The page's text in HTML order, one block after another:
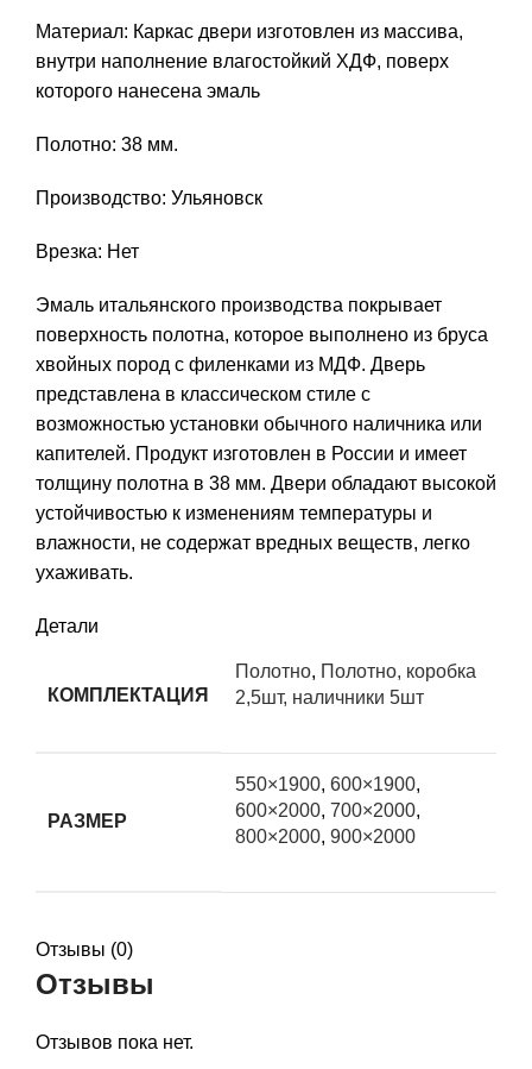
Материал: Каркас двери изготовлен из массива,
внутри наполнение влагостойкий ХДФ, поверх
которого нанесена эмаль
Полотно: 38 мм.
Производство: Ульяновск
Врезка: Нет
Эмаль итальянского производства покрывает
поверхность полотна, которое выполнено из бруса
хвойных пород с филенками из МДФ. Дверь
представлена в классическом стиле с
возможностью установки обычного наличника или
капителей. Продукт изготовлен в России и имеет
толщину полотна в 38 мм. Двери обладают высокой
устойчивостью к изменениям температуры и
влажности, не содержат вредных веществ, легко
ухаживать.
Детали
КОМПЛЕКТАЦИЯ
Полотно, Полотно, коробка
2,5шт, наличники 5шт
РАЗМЕР
550×1900, 600×1900,
600×2000, 700×2000,
800×2000, 900×2000
Отзывы (0)
Отзывы
Отзывов пока нет.